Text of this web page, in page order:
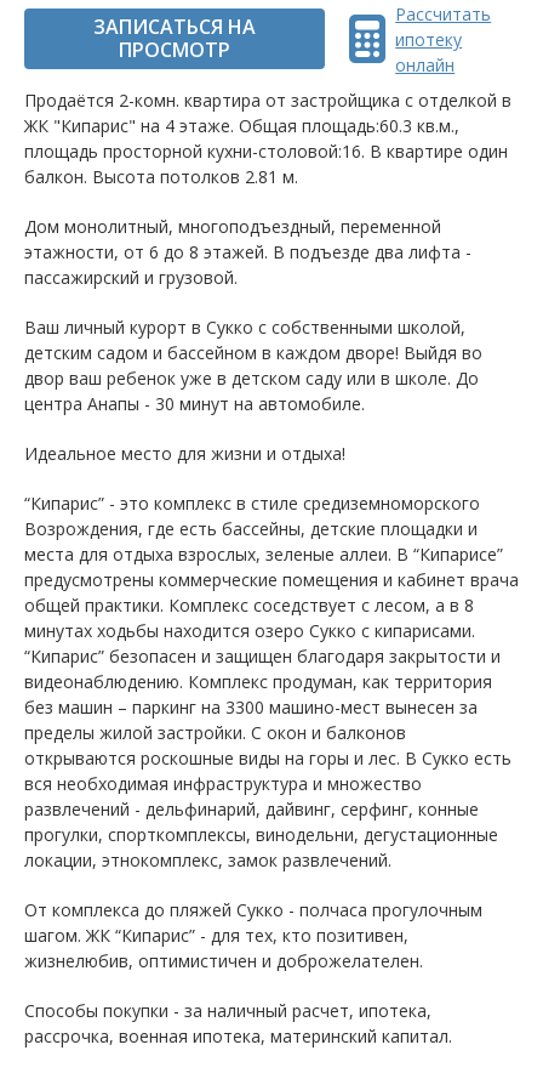
ЗАПИСАТЬСЯ НА
ПРОСМОТР
Рассчитать
ипотеку
онлайн
Продаётся 2-комн. квартира от застройщика c отделкой в
ЖК "Кипарис" на 4 этаже. Общая площадь:60.3 кв.м.,
площадь просторной кухни-столовой:16. B квартире один
балкон. Высота потолков 2.81 м.
Дом монолитный, многоподъездный, переменной
этажности, от 6 до 8 этажей. B подъезде два лифта -
пассажирский и грузовой.
Ваш личный курорт в Сукко с собственными школой,
детским садом и бассейном в каждом дворе! Выйдя во
двор ваш ребенок уже в детском саду или в школе. До
центра Анапы - 30 минут на автомобиле.
Идеальное место для жизни и отдыха!
“Кипарис” - это комплекс в стиле средиземноморского
Возрождения, где есть бассейны, детские площадки и
места для отдыха взрослых, зеленые аллеи. В “Кипарисе”
предусмотрены коммерческие помещения и кабинет врача
общей практики. Комплекс соседствует с лесом, а в 8
минутах ходьбы находится озеро Сукко с кипарисами.
“Кипарис” безопасен и защищен благодаря закрытости и
видеонаблюдению. Комплекс продуман, как территория
без машин – паркинг на 3300 машино-мест вынесен за
пределы жилой застройки. С окон и балконов
открываются роскошные виды на горы и лес. В Сукко есть
вся необходимая инфраструктура и множество
развлечений - дельфинарий, дайвинг, серфинг, конные
прогулки, спорткомплексы, винодельни, дегустационные
локации, этнокомплекс, замок развлечений.
От комплекса до пляжей Сукко - полчаса прогулочным
шагом. ЖК “Кипарис” - для тех, кто позитивен,
жизнелюбив, оптимистичен и доброжелателен.
Способы покупки - за наличный расчет, ипотека,
рассрочка, военная ипотека, материнский капитал.